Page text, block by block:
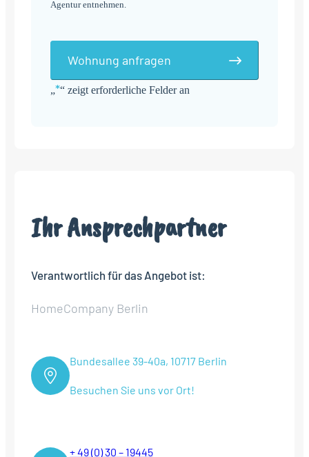
„*“ zeigt erforderliche Felder an
Agentur entnehmen.
Wohnung anfragen
Ihr Ansprechpartner
Verantwortlich für das Angebot ist:
HomeCompany Berlin
Bundesallee 39-40a, 10717 Berlin
Besuchen Sie uns vor Ort!
+ 49 (0) 30 – 19445